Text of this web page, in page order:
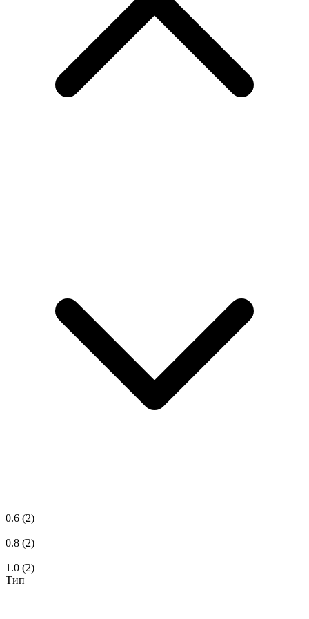
0.6 (2)
0.8 (2)
1.0 (2)
Тип